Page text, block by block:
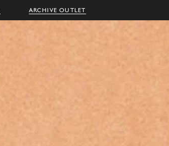
ARCHIVE OUTLET